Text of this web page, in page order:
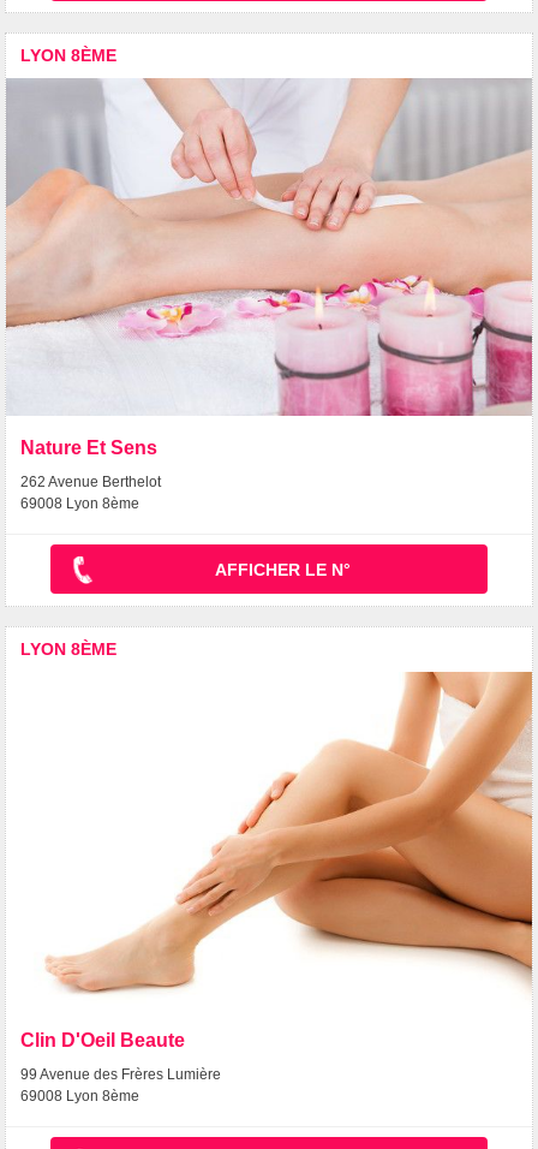
LYON 8ÈME
Nature Et Sens
262 Avenue Berthelot
69008 Lyon 8ème
AFFICHER LE N°
LYON 8ÈME
Clin D'Oeil Beaute
99 Avenue des Frères Lumière
69008 Lyon 8ème